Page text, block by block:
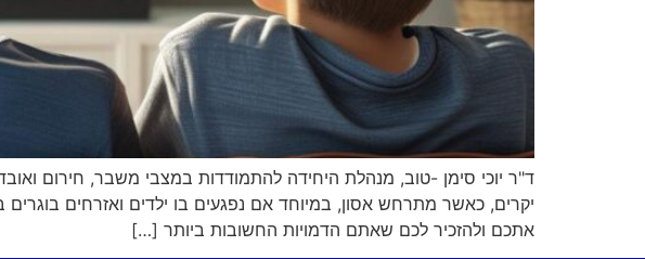
ד"ר יוכי סימן -טוב, מנהלת היחידה להתמודדות במצבי משבר, חירום
יקרים, כאשר מתרחש אסון, במיוחד אם נפגעים בו ילדים ואזרחים
אתכם ולהזכיר לכם שאתם הדמויות החשובות ביותר […]